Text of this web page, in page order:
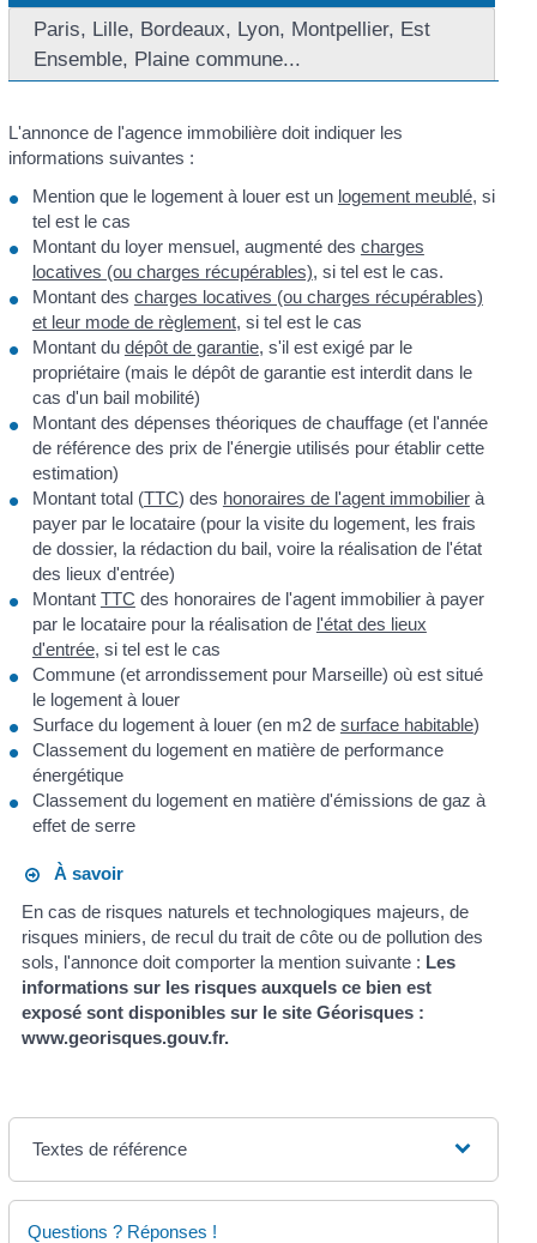
Paris, Lille, Bordeaux, Lyon, Montpellier, Est
Ensemble, Plaine commune...
L'annonce de l'agence immobilière doit indiquer les
informations suivantes :
Mention que le logement à louer est un logement meublé, si
tel est le cas
Montant du loyer mensuel, augmenté des charges
locatives (ou charges récupérables), si tel est le cas.
Montant des charges locatives (ou charges récupérables)
et leur mode de règlement, si tel est le cas
Montant du dépôt de garantie, s'il est exigé par le
propriétaire (mais le dépôt de garantie est interdit dans le
cas d'un bail mobilité)
Montant des dépenses théoriques de chauffage (et l'année
de référence des prix de l'énergie utilisés pour établir cette
estimation)
Montant total (TTC) des honoraires de l'agent immobilierà
payer par le locataire (pour la visite du logement, les frais
de dossier, la rédaction du bail, voire la réalisation de l'état
des lieux d'entrée)
Montant TTC des honoraires de l'agent immobilier à payer
par le locataire pour la réalisation de l'état des lieux
d'entrée, si tel est le cas
Commune (et arrondissement pour Marseille) où est situé
le logement à louer
Surface du logement à louer (en m2de surface habitable)
Classement du logement en matière de performance
énergétique
Classement du logement en matière d'émissions de gaz à
effet de serre
À savoir
En cas de risques naturels et technologiques majeurs, de
risques miniers, de recul du trait de côte ou de pollution des
sols, l'annonce doit comporter la mention suivante : Les
informations sur les risques auxquels ce bien est
exposé sont disponibles sur le site Géorisques :
www.georisques.gouv.fr.
Textes de référence
Questions ? Réponses !